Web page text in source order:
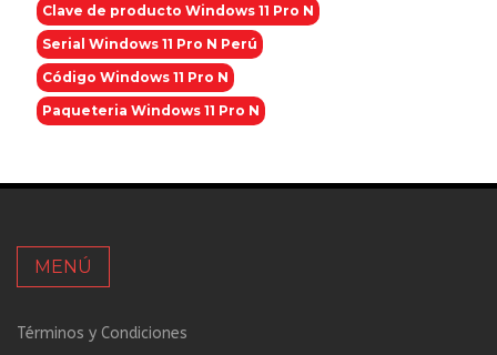
Clave de producto Windows 11 Pro N
Serial Windows 11 Pro N Perú
Código Windows 11 Pro N
Paqueteria Windows 11 Pro N
MENÚ
Términos y Condiciones